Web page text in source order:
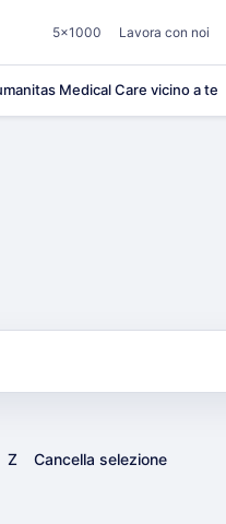
5×1000 Lavora con noi
Medical Care vicino a te
Z Cancella selezione